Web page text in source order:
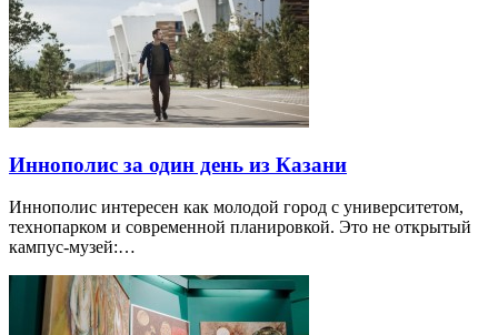
Иннополис за один день из Казани
Иннополис интересен как молодой город с университетом,
технопарком и современной планировкой. Это не открытый
кампус-музей:…